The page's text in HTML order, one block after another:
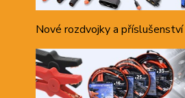
Nové rozdvojky a příslušenství